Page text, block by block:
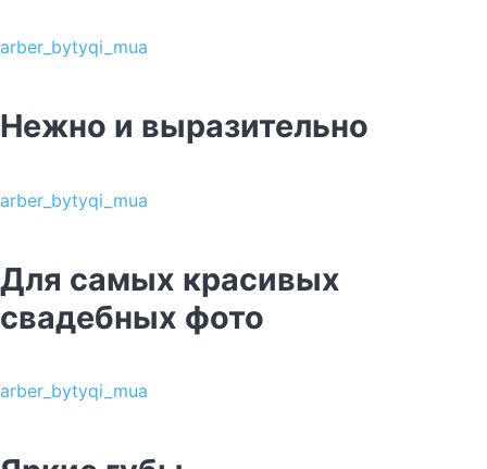
arber_bytyqi_mua
Нежно и выразительно
arber_bytyqi_mua
Для самых красивых
свадебных фото
arber_bytyqi_mua